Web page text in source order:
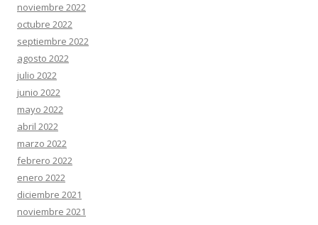
noviembre 2022
octubre 2022
septiembre 2022
agosto 2022
julio 2022
junio 2022
mayo 2022
abril 2022
marzo 2022
febrero 2022
enero 2022
diciembre 2021
noviembre 2021